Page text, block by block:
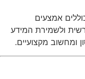
אמצעים
ולשמירת המידע
ומחשוב מקצועיים.